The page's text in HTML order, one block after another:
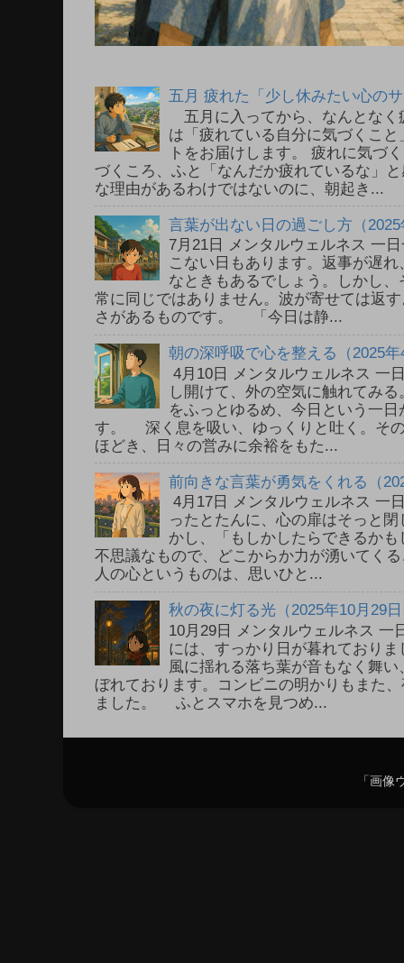
五月 疲れた「少し休みたい心の
五月に入ってから、なんとなく
は「疲れている自分に気づくこ
トをお届けします。 疲れに気
づくころ、ふと「なんだか疲れているな」
な理由があるわけではないのに、朝起き...
言葉が出ない日の過ごし方（
7月21日 メンタルウェルネス 一
こない日もあります。返事が遅
なときもあるでしょう。しかし
常に同じではありません。波が寄せては返
さがあるものです。 「今日は静...
朝の深呼吸で心を整える（2025
4月10日 メンタルウェルネス
し開けて、外の空気に触れてみ
をふっとゆるめ、今日という一
す。 深く息を吸い、ゆっくりと吐く。そ
ほどき、日々の営みに余裕をもた...
前向きな言葉が勇気をくれる（
4月17日 メンタルウェルネス
ったとたんに、心の扉はそっと
かし、「もしかしたらできるか
不思議なもので、どこからか力が湧いて
人の心というものは、思いひと...
秋の夜に灯る光（2025年10月29
10月29日 メンタルウェルネス
には、すっかり日が暮れており
風に揺れる落ち葉が音もなく舞
ぼれております。コンビニの明かりもまた
ました。 ふとスマホを見つめ...
「画